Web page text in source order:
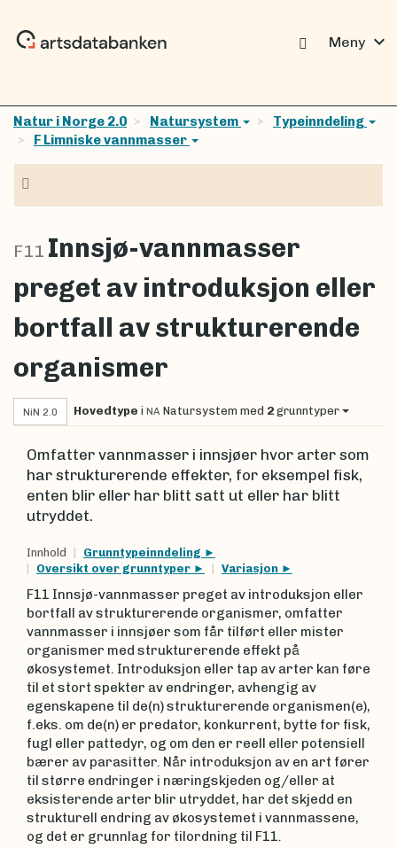
Meny expand_more
Natur i Norge 2.0 Natursystem
Typeinndeling
F Limniske vannmasser
F11 Innsjø-vannmasser
preget av introduksjon eller
bortfall av strukturerende
organismer
NiN 2.0 Hovedtype i NA Natursystem med 2 grunntyper
Omfatter vannmasser i innsjøer hvor arter som
har strukturerende effekter, for eksempel fisk,
enten blir eller har blitt satt ut eller har blitt
utryddet.
Innhold
Grunntypeinndeling
Oversikt over grunntyper
Variasjon
F11 Innsjø-vannmasser preget av introduksjon eller
bortfall av strukturerende organismer, omfatter
vannmasser i innsjøer som får tilført eller mister
organismer med strukturerende effekt på
økosystemet. Introduksjon eller tap av arter kan føre
til et stort spekter av endringer, avhengig av
egenskapene til de(n) strukturerende organismen(e),
f.eks. om de(n) er predator, konkurrent, bytte for fisk,
fugl eller pattedyr, og om den er reell eller potensiell
bærer av parasitter. Når introduksjon av en art fører
til større endringer i næringskjeden og/eller at
eksisterende arter blir utryddet, har det skjedd en
strukturell endring av økosystemet i vannmassene,
og det er grunnlag for tilordning til F11.